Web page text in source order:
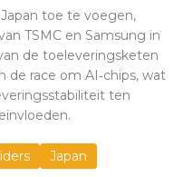
toe te voegen,
TSMC en Samsung in
de toeleveringsketen
de race om AI‑chips, wat
ten
Japan